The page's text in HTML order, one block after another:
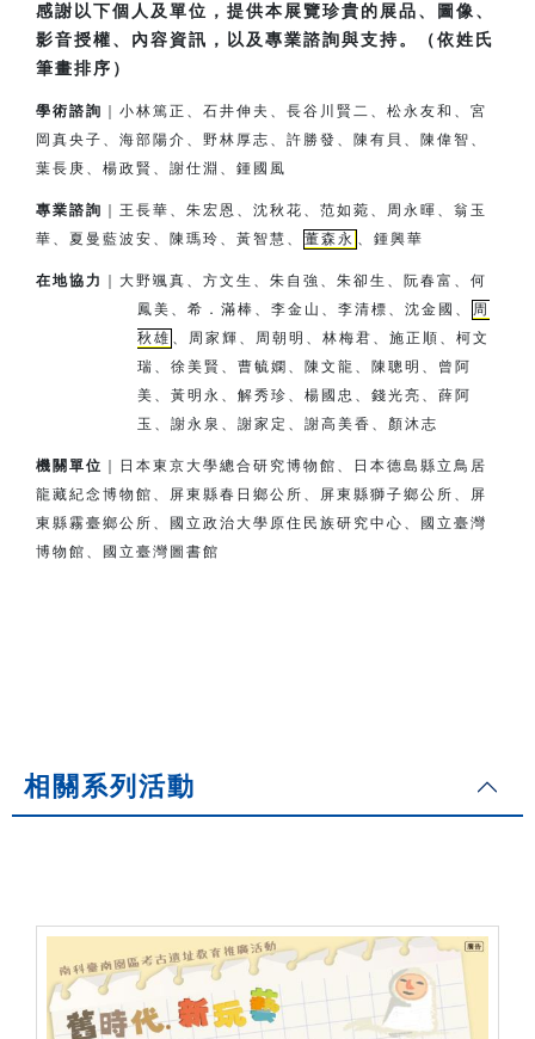
感謝以下個人及單位，提供本展覽珍貴的展品、圖像、
影音授權、內容資訊，以及專業諮詢與支持。（依姓氏
筆畫排序）
學術諮詢
｜小林篤正、石井伸夫、長谷川賢二、松永友和、宮
岡真央子、 海部陽介、 野林厚志、許勝發、陳有貝、陳偉智、
葉長庚、楊政賢、 謝仕淵、鍾國風
專業諮詢
｜王長華、朱宏恩、沈秋花、范如菀、周永暉、翁玉
華、夏曼藍波安、 陳瑪玲、黃智慧、 董森永 、鍾興華
在地協力
大野颯真、方文生、朱自強、朱卻生、阮春富、何
鳳美、希．滿棒、 李金山、李清標、沈金國、
周
秋雄 、周家輝、周朝明、林梅君、施正順、柯文
瑞、徐美賢、曹毓嫻、陳文龍、陳聰明、曾阿
美、 黃明永、解秀珍、楊國忠、錢光亮、薛阿
玉、謝永泉、謝家定、 謝高美香、顏沐志
機關單位
｜日本東京大學總合研究博物館、日本德島縣立鳥居
龍藏紀念博物館、 屏東縣春日鄉公所、屏東縣獅子鄉公所、 屏
東縣霧臺鄉公所、
國立政治大學原住民族研究中心、國立臺灣
博物館、國立臺灣圖書館
相關系列活動